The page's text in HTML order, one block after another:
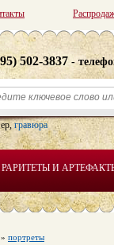
РАРИТЕТЫ И
502-3837 -
гравюра
» портреты